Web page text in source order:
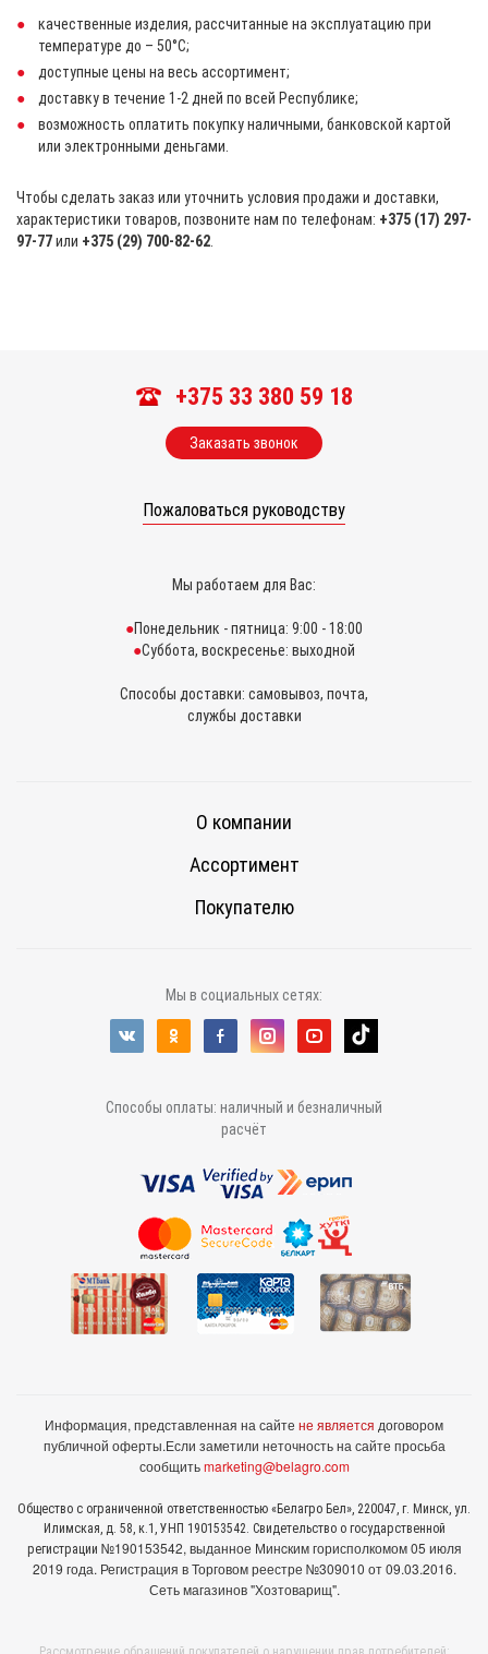
качественные изделия, рассчитанные на эксплуатацию при
температуре до – 50°С;
доступные цены на весь ассортимент;
доставку в течение 1-2 дней по всей Республике;
возможность оплатить покупку наличными, банковской картой
или электронными деньгами.
Чтобы сделать заказ или уточнить условия продажи и доставки,
характеристики товаров, позвоните нам по телефонам: +375 (17) 297-
97-77или +375 (29) 700-82-62
+375 33 380 59 18
Заказать звонок
Пожаловаться руководству
Мы работаем для Вас:
Понедельник - пятница: 9:00 - 18:00
Суббота, воскресенье: выходной
Способы доставки: самовывоз, почта,
службы доставки
О компании
Ассортимент
Покупателю
Мы в социальных сетях:
Способы оплаты: наличный и безналичный
расчёт
Информация, представленная на сайте не является договором
публичной оферты.Если заметили неточность на сайте просьба
сообщитьmarketing@belagro.com
Общество с ограниченной ответственностью «Белагро Бел», 220047, г. Минск, ул.
Илимская, д. 58, к.1, УНП 190153542. Свидетельство о государственной
регистрации №190153542, выданное Минcким горисполкомом 05 июля
2019 года. Регистрация в Торговом реестре №309010 от 09.03.2016.
Сеть магазинов "Хозтоварищ".